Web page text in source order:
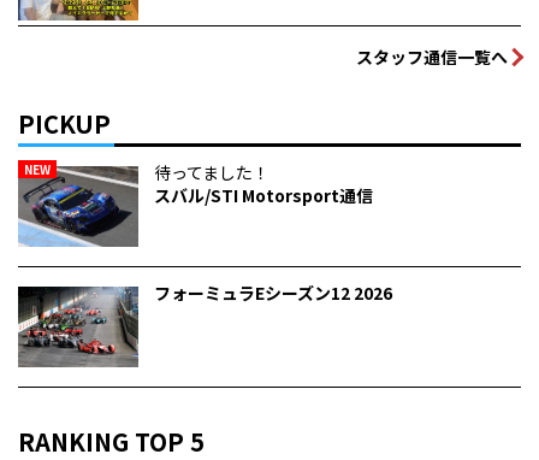
スタッフ通信一覧へ
PICKUP
NEW
待ってました！
スバル/STI Motorsport通信
フォーミュラEシーズン12 2026
RANKING TOP 5